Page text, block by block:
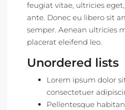
feugiat vitae, ultricies
ante. Donec eu libero sit
semper. Aenean ultricies
placerat eleifend leo.
Unordered lists
Lorem ipsum dolor
consectetuer
Pellentesque